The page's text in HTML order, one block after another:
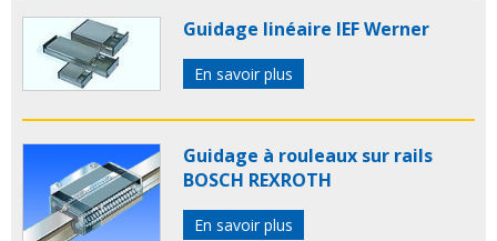
Guidage linéaire IEF Werner
En savoir plus
Guidage à rouleaux sur rails
BOSCH REXROTH
En savoir plus